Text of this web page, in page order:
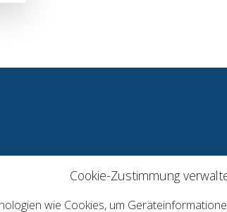
Cookie-Zustimmung
wie Cookies, um